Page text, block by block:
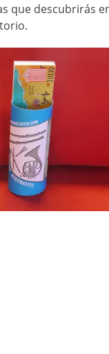
que descubrirás